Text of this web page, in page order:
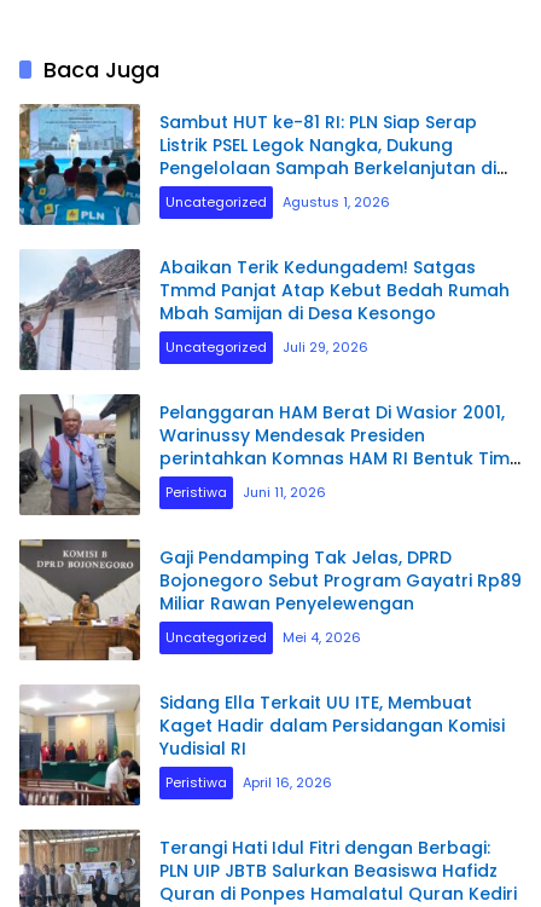
Baca Juga
Sambut HUT ke-81 RI: PLN Siap Serap
Listrik PSEL Legok Nangka, Dukung
Pengelolaan Sampah Berkelanjutan di
Jawa Barat
Uncategorized Agustus 1, 2026
Abaikan Terik Kedungadem! Satgas
Tmmd Panjat Atap Kebut Bedah Rumah
Mbah Samijan di Desa Kesongo
Uncategorized Juli 29, 2026
Pelanggaran HAM Berat Di Wasior 2001,
Warinussy Mendesak Presiden
perintahkan Komnas HAM RI Bentuk Tim
Penyelidikan.
Peristiwa Juni 11, 2026
Gaji Pendamping Tak Jelas, DPRD
Bojonegoro Sebut Program Gayatri Rp89
Miliar Rawan Penyelewengan
Uncategorized Mei 4, 2026
Sidang Ella Terkait UU ITE, Membuat
Kaget Hadir dalam Persidangan Komisi
Yudisial RI
Peristiwa April 16, 2026
Terangi Hati Idul Fitri dengan Berbagi:
PLN UIP JBTB Salurkan Beasiswa Hafidz
Quran di Ponpes Hamalatul Quran Kediri